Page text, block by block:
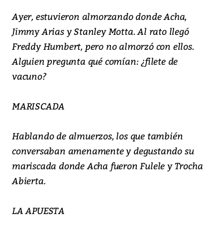
Ayer, estuvieron almorzando donde Acha,
Jimmy Arias y Stanley Motta. Al rato llegó
Freddy Humbert, pero no almorzó con ellos.
Alguien pregunta qué comían: ¿filete de
vacuno?
MARISCADA
Hablando de almuerzos, los que también
conversaban amenamente y degustando su
mariscada donde Acha fueron Fulele y Trocha
Abierta.
LA APUESTA